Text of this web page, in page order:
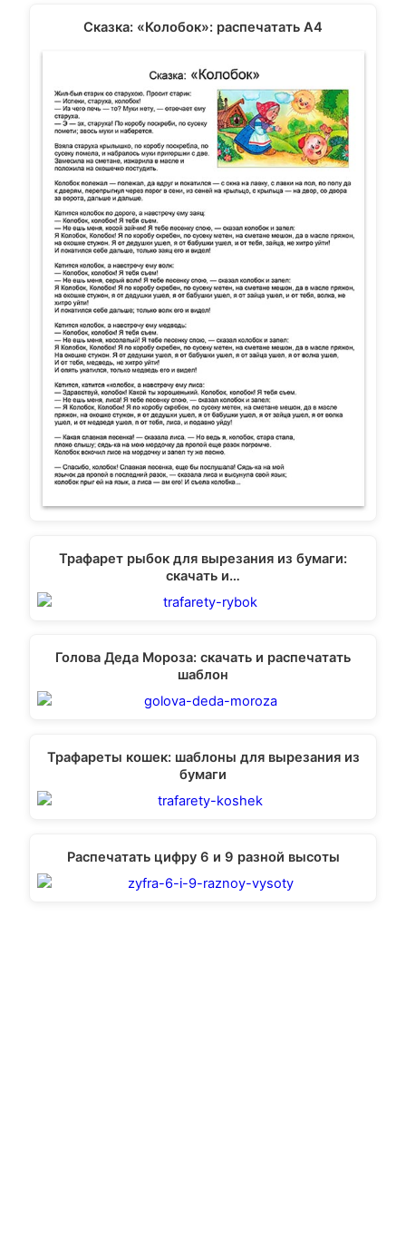
Сказка: «Колобок»: распечатать А4
Трафарет рыбок для вырезания из бумаги:
скачать и…
Голова Деда Мороза: скачать и распечатать
шаблон
Трафареты кошек: шаблоны для вырезания из
бумаги
Распечатать цифру 6 и 9 разной высоты